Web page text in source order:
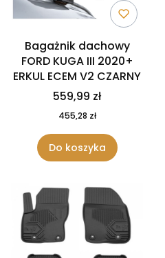
Bagażnik dachowy
FORD KUGA III 2020+
ERKUL ECEM V2 CZARNY
559,99 zł
455,28 zł
Do koszyka